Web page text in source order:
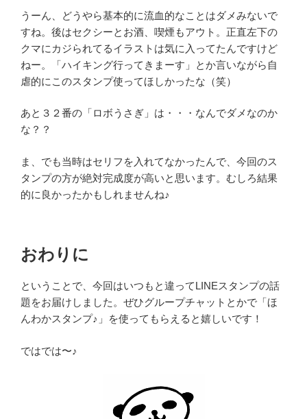
うーん、どうやら基本的に流血的なことはダメみないで
すね。後はセクシーとお酒、喫煙もアウト。正直左下の
クマにカジられてるイラストは気に入ってたんですけど
ねー。「ハイキング行ってきまーす」とか言いながら自
虐的にこのスタンプ使ってほしかったな（笑）
あと３２番の「ロボうさぎ」は・・・なんでダメなのか
な？？
ま、でも当時はセリフを入れてなかったんで、今回のス
タンプの方が絶対完成度が高いと思います。むしろ結果
的に良かったかもしれませんね♪
おわりに
ということで、今回はいつもと違ってLINEスタンプの話
題をお届けしました。ぜひグループチャットとかで「ほ
んわかスタンプ♪」を使ってもらえると嬉しいです！
ではでは〜♪